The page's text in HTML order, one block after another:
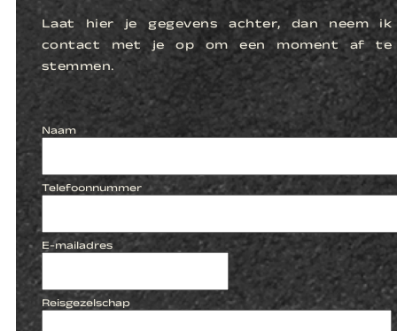
Laat hier je gegevens achter, dan neem ik
contact met je op om een moment af te
stemmen.
Naam
Telefoonnummer
E-mailadres
Reisgezelschap